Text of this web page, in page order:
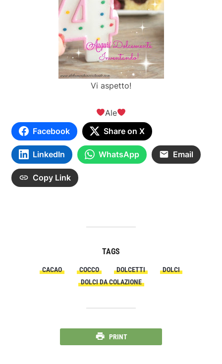
Vi aspetto!
Ale
Facebook
Share on X
LinkedIn WhatsApp Email
Copy Link
TAGS
CACAO COCCO DOLCETTI
DOLCI
DOLCI DA COLAZIONE
PRINT